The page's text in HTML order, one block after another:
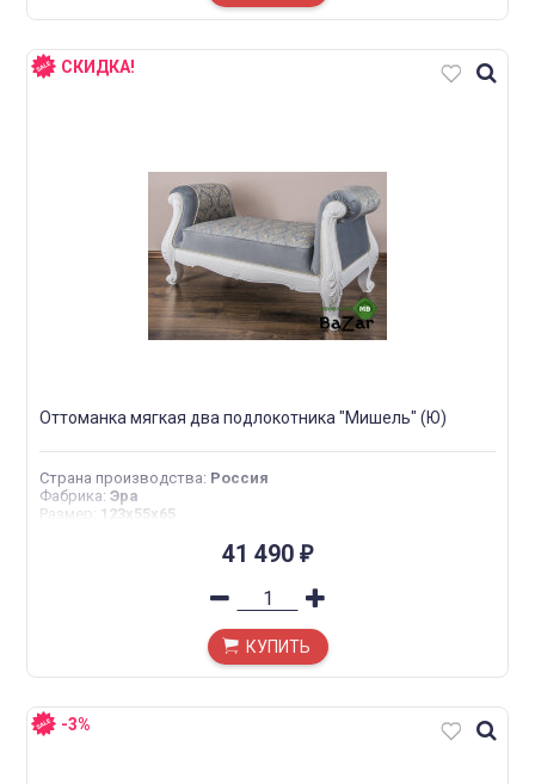
СКИДКА!
Оттоманка мягкая два подлокотника "Мишель" (Ю)
Страна производства: Россия
Фабрика: Эра
Размер : 123х55х65
41 490 ₽
КУПИТЬ
-3%